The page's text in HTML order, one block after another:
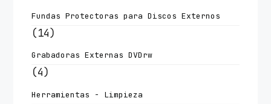
Fundas Protectoras para Discos Externos
(14)
Grabadoras Externas DVDrw
(4)
Herramientas - Limpieza